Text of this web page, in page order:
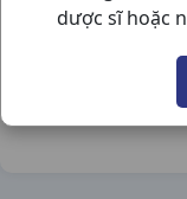
dược sĩ hoặc
Chia sẻ qua